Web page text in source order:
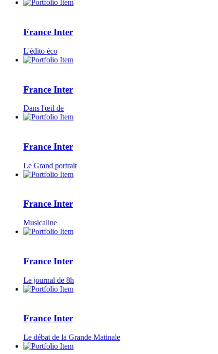
France Inter
L'édito éco
France Inter
Dans l'œil de
France Inter
Le Grand portrait
France Inter
Musicaline
France Inter
Le journal de 8h
France Inter
Le débat de la Grande Matinale